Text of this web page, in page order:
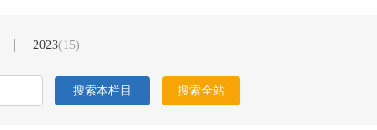
2023(15)